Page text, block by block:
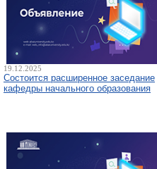
19.12.2025
Состоится расширенное заседание
кафедры начального образования